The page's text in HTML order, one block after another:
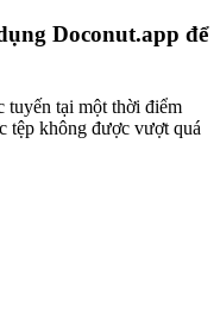
Doconut.app để
tuyến tại một thời điểm
tệp không được vượt quá